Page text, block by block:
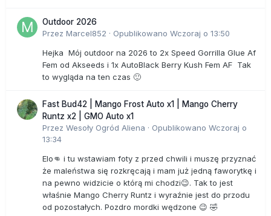
Outdoor 2026
Przez Marcel852 · Opublikowano Wczoraj o 13:50
Hejka Mój outdoor na 2026 to 2x Speed Gorrilla Glue Af
Fem od Akseeds i 1x AutoBlack Berry Kush Fem AF Tak
to wygląda na ten czas 🙂
Fast Bud42 | Mango Frost Auto x1 | Mango Cherry
Runtz x2 | GMO Auto x1
Przez Wesoły Ogród Aliena · Opublikowano Wczoraj o
13:34
Elo👊 i tu wstawiam foty z przed chwili i muszę przyznać
że maleństwa się rozkręcają i mam już jedną faworytkę i
na pewno widzicie o którą mi chodzi😉. Tak to jest
właśnie Mango Cherry Runtz i wyraźnie jest do przodu
od pozostałych. Pozdro mordki wędzone 😉 🤣